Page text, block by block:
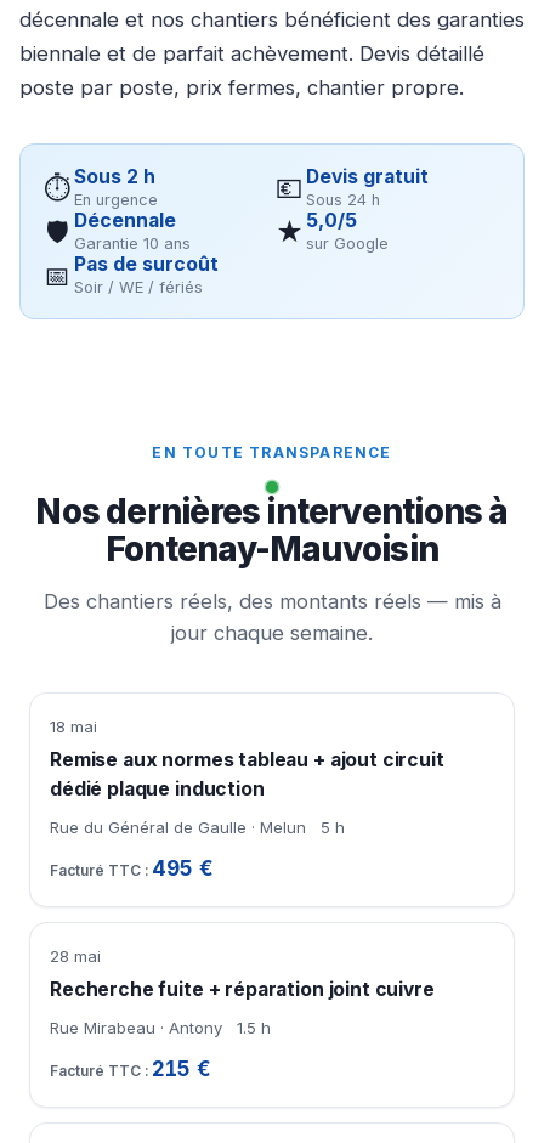
décennale et nos chantiers bénéficient des garanties
biennale et de parfait achèvement. Devis détaillé
poste par poste, prix fermes, chantier propre.
⏱Sous 2 h
En urgence 💶 Devis gratuit
Sous 24 h
🛡 Décennale
Garantie 10 ans ★ 5,0/5
sur Google
📅 Pas de surcoût
Soir / WE / fériés
EN TOUTE TRANSPARENCE
Nos dernières interventions à
Fontenay-Mauvoisin
Des chantiers réels, des montants réels — mis à
jour chaque semaine.
18 mai
Remise aux normes tableau + ajout circuit
dédié plaque induction
Rue du Général de Gaulle · Melun 5 h
495 €
28 mai
Recherche fuite + réparation joint cuivre
Rue Mirabeau · Antony 1.5 h
215 €